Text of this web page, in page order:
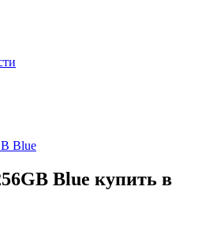
Blue
Blue купить в